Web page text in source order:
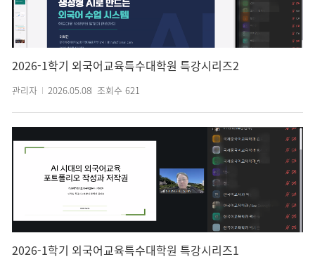
2026-1학기 외국어교육특수대학원 특강시리즈2
관리자 2026.05.08 조회수 621
2026-1학기 외국어교육특수대학원 특강시리즈1